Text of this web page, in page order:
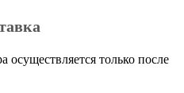
осуществляется только после